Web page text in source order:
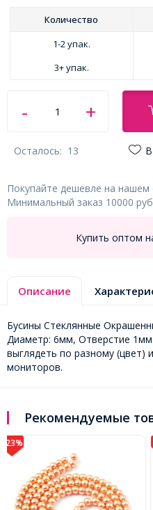
Количество
1-2 упак.
3+ упак.
Осталось: 13
Покупайте дешевле на нашем
Минимальный заказ 10000
Купить оптом
Описание
Бусины Стеклянные
Диаметр: 6мм, Отверстие
выглядеть по разному (цвет)
мониторов.
Рекомендуемые
-28%